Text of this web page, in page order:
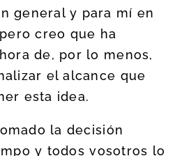
general y para mí en
creo que ha
de, por lo menos,
el alcance que
esta idea.
la decisión
y todos vosotros lo